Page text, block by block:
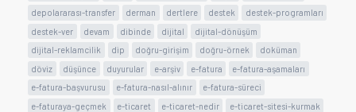
depolararası-transfer
derman dertlere destek
destek-programları
destek-ver
devam dibinde dijital
dijital-dönüşüm
dijital-reklamcilik
dip doğru-girişim doğru-örnek
doküman
döviz
düşünce duyurular e-arşiv e-fatura
e-fatura-aşamaları
e-fatura-başvurusu
e-fatura-nasıl-alınır
e-fatura-süreci
e-faturaya-geçmek
e-ticaret e-ticaret-nedir
e-ticaret-sitesi-kurmak